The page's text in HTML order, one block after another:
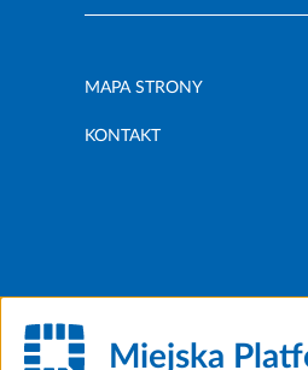
MAPA STRONY
KONTAKT
Miejska